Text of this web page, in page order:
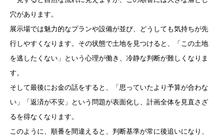
穴があります。
展示場では魅力的なプランや設備が並び、どうしても気持ちが先
行しやすくなります。その状態で土地を見つけると、「この土地
を逃したくない」という心理が働き、冷静な判断が難しくなりま
す。
そして最後にお金の話をすると、「思っていたより予算が合わな
い」「返済が不安」という問題が表面化し、計画全体を見直さざ
るを得なくなります。
このように、順番を間違えると、判断基準が常に後追いになり、